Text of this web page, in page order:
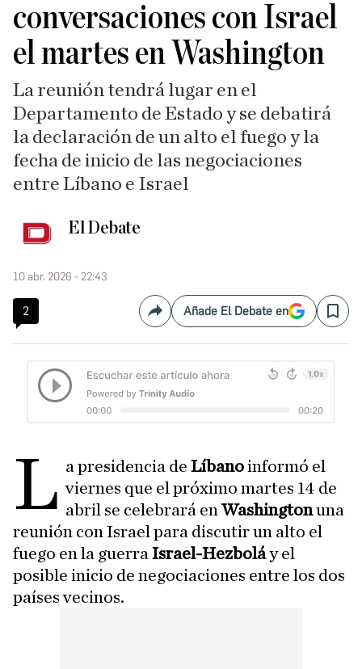
conversaciones con Israel
el martes en Washington
La reunión tendrá lugar en el
Departamento de Estado y se debatirá
la declaración de un alto el fuego y la
fecha de inicio de las negociaciones
entre Líbano e Israel
El Debate
10 abr. 2026 - 22:43
2 CompartirAñade El Debate en Save
L a presidencia de Líbanoinformó el
viernes que el próximo martes 14 de
abril se celebrará enWashingtonuna
reunión con Israel para discutir un alto el
fuego en la guerra Israel-Hezboláy el
posible inicio de negociaciones entre los dos
países vecinos.